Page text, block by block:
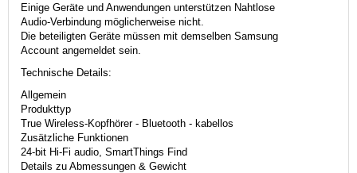
Einige Geräte und Anwendungen unterstützen Nahtlose
Audio-Verbindung möglicherweise nicht.
Die beteiligten Geräte müssen mit demselben Samsung
Account angemeldet sein.
Technische Details:
Allgemein
Produkttyp
True Wireless-Kopfhörer - Bluetooth - kabellos
Zusätzliche Funktionen
24-bit Hi-Fi audio, SmartThings Find
Details zu Abmessungen & Gewicht